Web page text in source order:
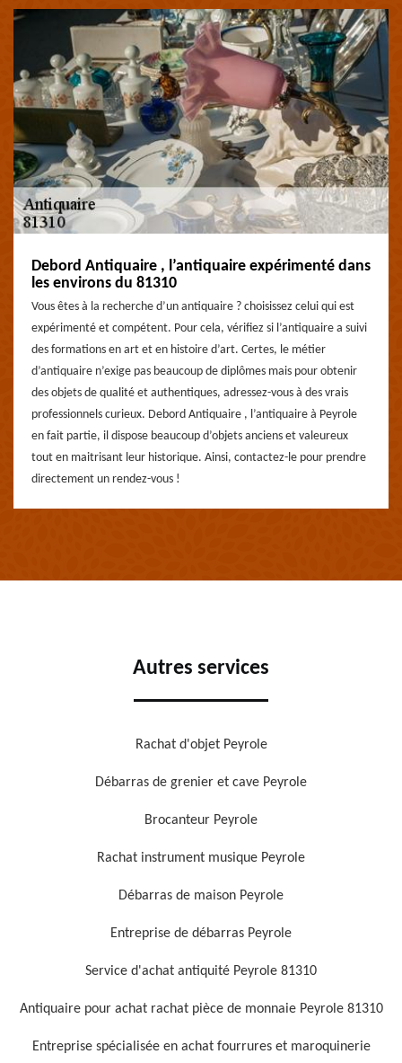
Debord Antiquaire , l’antiquaire expérimenté dans
les environs du 81310
Vous êtes à la recherche d’un antiquaire ? choisissez celui qui est
expérimenté et compétent. Pour cela, vérifiez si l’antiquaire a suivi
des formations en art et en histoire d’art. Certes, le métier
d’antiquaire n’exige pas beaucoup de diplômes mais pour obtenir
des objets de qualité et authentiques, adressez-vous à des vrais
professionnels curieux. Debord Antiquaire , l’antiquaire à Peyrole
en fait partie, il dispose beaucoup d’objets anciens et valeureux
tout en maitrisant leur historique. Ainsi, contactez-le pour prendre
directement un rendez-vous !
Autres services
Rachat d'objet Peyrole
Débarras de grenier et cave Peyrole
Brocanteur Peyrole
Rachat instrument musique Peyrole
Débarras de maison Peyrole
Entreprise de débarras Peyrole
Service d'achat antiquité Peyrole 81310
Antiquaire pour achat rachat pièce de monnaie Peyrole 81310
Entreprise spécialisée en achat fourrures et maroquinerie